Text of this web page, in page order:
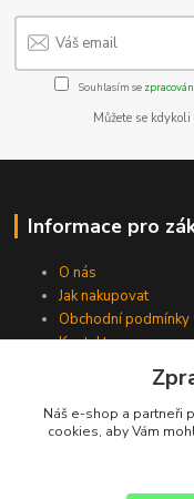
Souhlasím se
Můžete se
Informace pro
O nás
Jak nakupovat
Obchodní podmínky
Kontakty
Náš e-shop a partneři
cookies, aby Vám